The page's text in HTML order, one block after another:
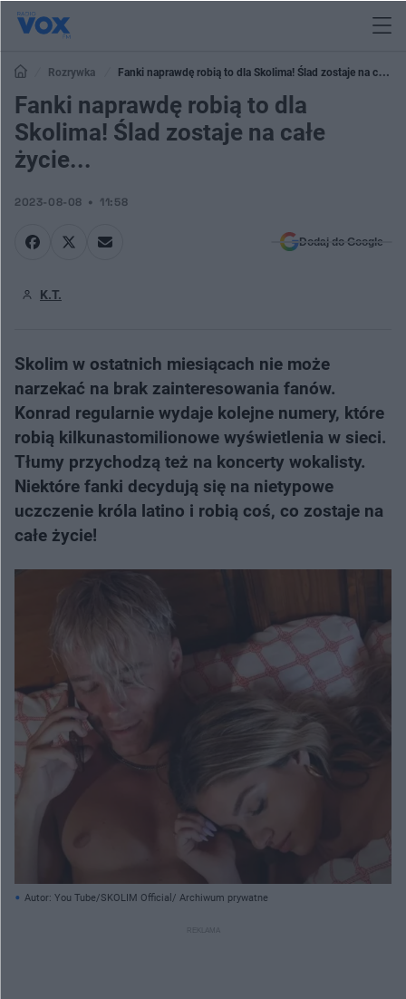
Rozrywka
Fanki naprawdę robią to dla Skolima! Ślad zostaje na całe
życie...
Fanki naprawdę robią to dla
Skolima! Ślad zostaje na całe
życie...
2023-08-08 11:58
Dodaj do Google
K.T.
Skolim w ostatnich miesiącach nie może
narzekać na brak zainteresowania fanów.
Konrad regularnie wydaje kolejne numery, które
robią kilkunastomilionowe wyświetlenia w sieci.
Tłumy przychodzą też na koncerty wokalisty.
Niektóre fanki decydują się na nietypowe
uczczenie króla latino i robią coś, co zostaje na
całe życie!
Autor: You Tube/SKOLIM Official/ Archiwum prywatne